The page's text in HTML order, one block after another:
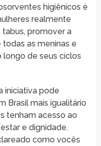
higiênicos é
realmente
tabus, promover a
as meninas e
longo de seus ciclos
iniciativa pode
Brasil mais igualitário
tenham acesso ao
e dignidade.
como vocês